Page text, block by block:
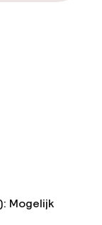
Mogelijk